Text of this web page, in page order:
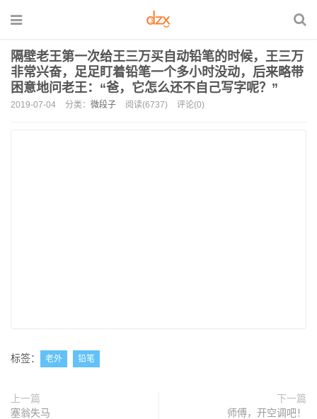
隔壁老王第一次给王三万买自动铅笔的时候，王三万
非常兴奋，足足盯着铅笔一个多小时没动，后来略带
困意地问老王：“爸，它怎么还不自己写字呢？”
2019-07-04 分类： 微段子 阅读(6737) 评论(0)
标签： 老外 铅笔
上一篇
塞翁失马
下一篇
师傅，开空调吧！